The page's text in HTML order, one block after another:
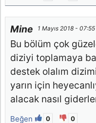
Mine 1 Mayıs 2018 - 07:55
Bu bölüm çok
diziyi toplamaya
destek olalım
yarın için
alacak nasıl
Beğen 0 0